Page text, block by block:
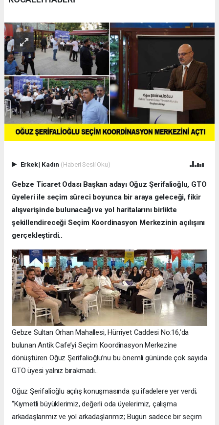
Erkek| Kadın (Haberi Sesli Oku)
Gebze Ticaret Odası Başkan adayı Oğuz Şerifalioğlu, GTO
üyeleri ile seçim süreci boyunca bir araya geleceği, fikir
alışverişinde bulunacağı ve yol haritalarını birlikte
şekillendireceği Seçim Koordinasyon Merkezinin açılışını
gerçekleştirdi..
Gebze Sultan Orhan Mahallesi, Hürriyet Caddesi No:16,’da
bulunan Antik Cafe’yi Seçim Koordinasyon Merkezine
dönüştüren Oğuz Şerifalioğlu’nu bu önemli gününde çok sayıda
GTO üyesi yalnız bırakmadı..
Oğuz Şerifalioğlu açılış konuşmasında şu ifadelere yer verdi;
“Kıymetli büyüklerimiz, değerli oda üyelerimiz, çalışma
arkadaşlarımız ve yol arkadaşlarımız; Bugün sadece bir seçim